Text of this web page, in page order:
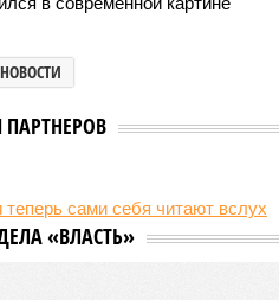
с нами. Ведь пока
в балансе, человечество
средой. Самые
описывались
искусственно
участия пытливых